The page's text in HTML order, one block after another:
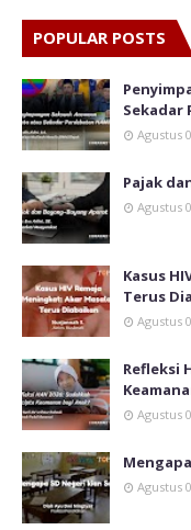
POPULAR POSTS
Sekadar
Agustus
Pajak
Agustus
Kasus
Terus
Agustus
Refleksi
Agustus
Agustus